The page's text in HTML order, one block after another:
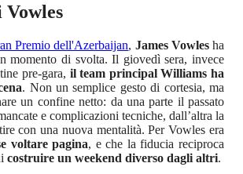
Vowles
Premio dell'Azerbaijan, James Vowlesha
momento di svolta. Il giovedì sera, invece
pre-gara, il team principal Williams ha
. Non un semplice gesto di cortesia, ma
un confine netto: da una parte il passato
e complicazioni tecniche, dall’altra la
con una nuova mentalità. Per Vowles era
voltare pagina, e che la fiducia reciproca
costruire un weekend diverso dagli altri.